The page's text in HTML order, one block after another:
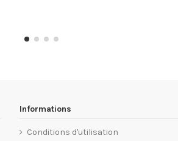
Informations
Conditions d'utilisation